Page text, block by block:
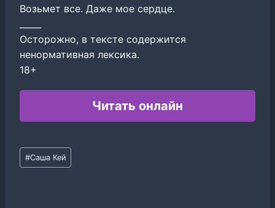
Возьмет все. Даже мое сердце.
Осторожно, в тексте содержится
ненормативная лексика.
18+
Читать онлайн
Метки
записи:
#Саша Кей